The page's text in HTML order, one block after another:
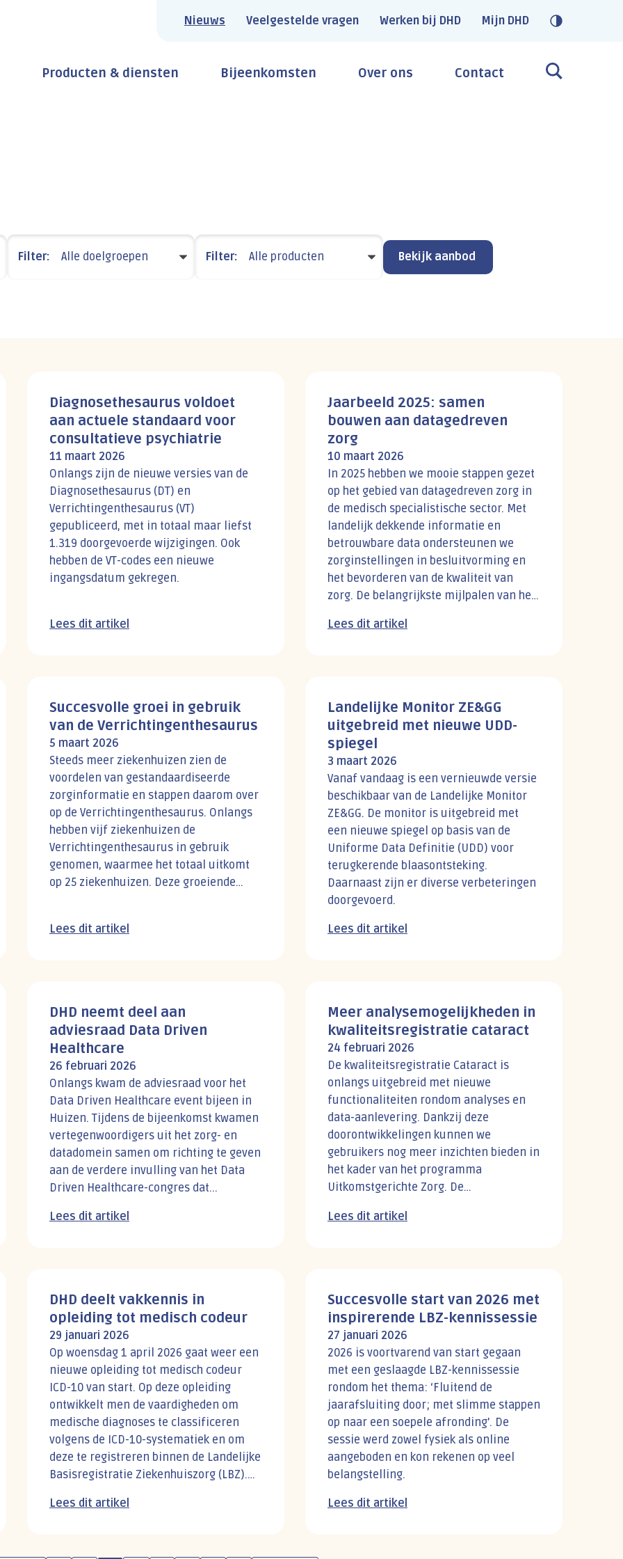
Nieuws Veelgestelde vragen Werken bij DHD Mijn DHD
Producten & diensten Bijeenkomsten Over ons Contact
Filter: Alle doelgroepen Filter: Alle producten Bekijk aanbod
Diagnosethesaurus voldoet
aan actuele standaard voor
consultatieve psychiatrie
11 maart 2026
Onlangs zijn de nieuwe versies van de
Diagnosethesaurus (DT) en
Verrichtingenthesaurus (VT)
gepubliceerd, met in totaal maar liefst
1.319 doorgevoerde wijzigingen. Ook
hebben de VT-codes een nieuwe
ingangsdatum gekregen.
Lees dit artikel
Jaarbeeld 2025: samen
bouwen aan datagedreven
zorg
10 maart 2026
In 2025 hebben we mooie stappen gezet
op het gebied van datagedreven zorg in
de medisch specialistische sector. Met
landelijk dekkende informatie en
betrouwbare data ondersteunen we
zorginstellingen in besluitvorming en
het bevorderen van de kwaliteit van
zorg. De belangrijkste mijlpalen van het
Lees dit artikel
Succesvolle groei in gebruik
van de Verrichtingenthesaurus
5 maart 2026
Steeds meer ziekenhuizen zien de
voordelen van gestandaardiseerde
zorginformatie en stappen daarom over
op de Verrichtingenthesaurus. Onlangs
hebben vijf ziekenhuizen de
Verrichtingenthesaurus in gebruik
genomen, waarmee het totaal uitkomt
op 25 ziekenhuizen. Deze groeiende
gepland staan.
Lees dit artikel
Landelijke Monitor ZE&GG
uitgebreid met nieuwe UDD-
spiegel
3 maart 2026
Vanaf vandaag is een vernieuwde versie
beschikbaar van de Landelijke Monitor
ZE&GG. De monitor is uitgebreid met
een nieuwe spiegel op basis van de
Uniforme Data Definitie (UDD) voor
terugkerende blaasontsteking.
Daarnaast zijn er diverse verbeteringen
doorgevoerd.
Lees dit artikel
DHD neemt deel aan
adviesraad Data Driven
Healthcare
26 februari 2026
Onlangs kwam de adviesraad voor het
Data Driven Healthcare event bijeen in
Huizen. Tijdens de bijeenkomst kwamen
vertegenwoordigers uit het zorg- en
datadomein samen om richting te geven
aan de verdere invulling van het Data
Driven Healthcare-congres dat...
Lees dit artikel
Meer analysemogelijkheden in
kwaliteitsregistratie cataract
24 februari 2026
De kwaliteitsregistratie Cataract is
onlangs uitgebreid met nieuwe
functionaliteiten rondom analyses en
data-aanlevering. Dankzij deze
doorontwikkelingen kunnen we
gebruikers nog meer inzichten bieden in
het kader van het programma
Uitkomstgerichte Zorg. De
basis van adviezen uit de
Lees dit artikel
DHD deelt vakkennis in
opleiding tot medisch codeur
29 januari 2026
Op woensdag 1 april 2026 gaat weer een
nieuwe opleiding tot medisch codeur
ICD-10 van start. Op deze opleiding
ontwikkelt men de vaardigheden om
medische diagnoses te classificeren
volgens de ICD-10-systematiek en om
deze te registreren binnen de Landelijke
Basisregistratie Ziekenhuiszorg (LBZ).
deze opleiding.
Lees dit artikel
Succesvolle start van 2026 met
inspirerende LBZ-kennissessie
27 januari 2026
2026 is voortvarend van start gegaan
met een geslaagde LBZ-kennissessie
rondom het thema: ‘Fluitend de
jaarafsluiting door; met slimme stappen
op naar een soepele afronding’. De
sessie werd zowel fysiek als online
aangeboden en kon rekenen op veel
belangstelling.
Lees dit artikel